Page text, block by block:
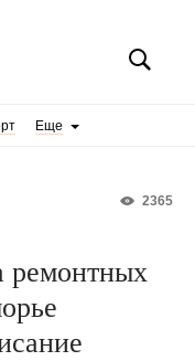
Еще
2365
ремонтных